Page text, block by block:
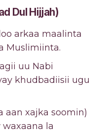
Dul Hijjah)
arkaa maalinta
Muslimiinta.
uu Nabi
khudbadiisii ​​ugu
aan xajka soomin)
la